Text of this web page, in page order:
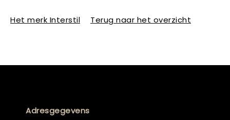
Het merk Interstil Terug naar het overzicht
Adresgegevens